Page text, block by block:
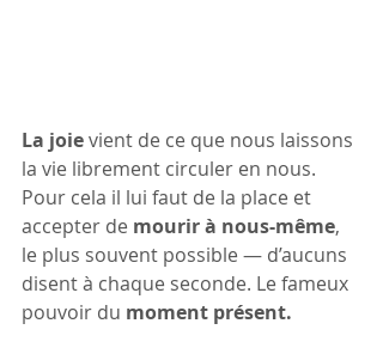
La joie vient de ce que nous laissons
la vie librement circuler en nous.
Pour cela il lui faut de la place et
accepter de mourir à nous-même,
le plus souvent possible — d’aucuns
disent à chaque seconde. Le fameux
pouvoir du moment présent.